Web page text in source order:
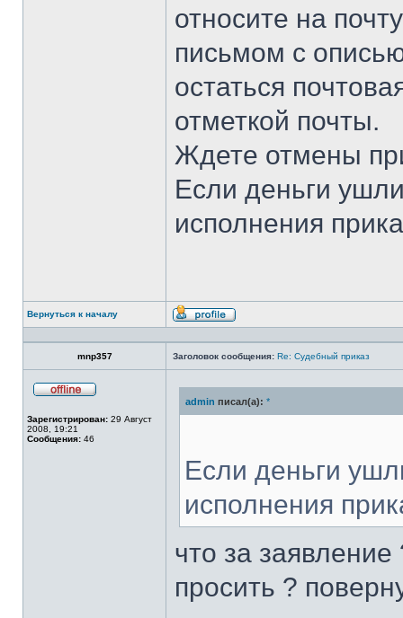
относите на
письмом с
остаться
отметкой почты.
Ждете отмены
Если деньги
исполнения
Вернуться к началу
Профиль
mnp357 Заголовок сообщения: Re: Судебный приказ
сети
Зарегистрирован: 29 Август
2008, 19:21
Сообщения: 46
admin писал(а): *
Если деньги
исполнения
что за
просить ?